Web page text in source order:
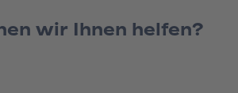
wir Ihnen helfen?